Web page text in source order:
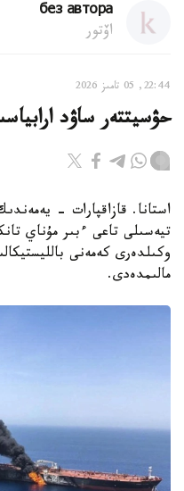
без автора
اۆتور
22:44, 05 تامىز 2026
حۋسيتتەر ساۋد
استانا. قازاقپارات -
تيەسىلى تاعى ءبىر مۇناي
وكىلدەرى كەمەنى
مالىمدەدى.